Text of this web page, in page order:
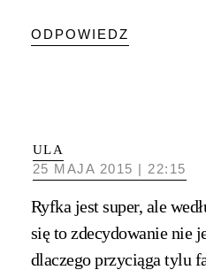
ODPOWIEDZ
ULA
25 MAJA 2015 | 22:15
Ryfka jest super, ale
się to zdecydowanie nie
dlaczego przyciąga tylu